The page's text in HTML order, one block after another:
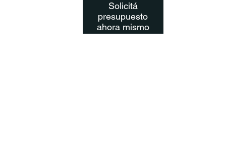
Solicitá
presupuesto
ahora mismo